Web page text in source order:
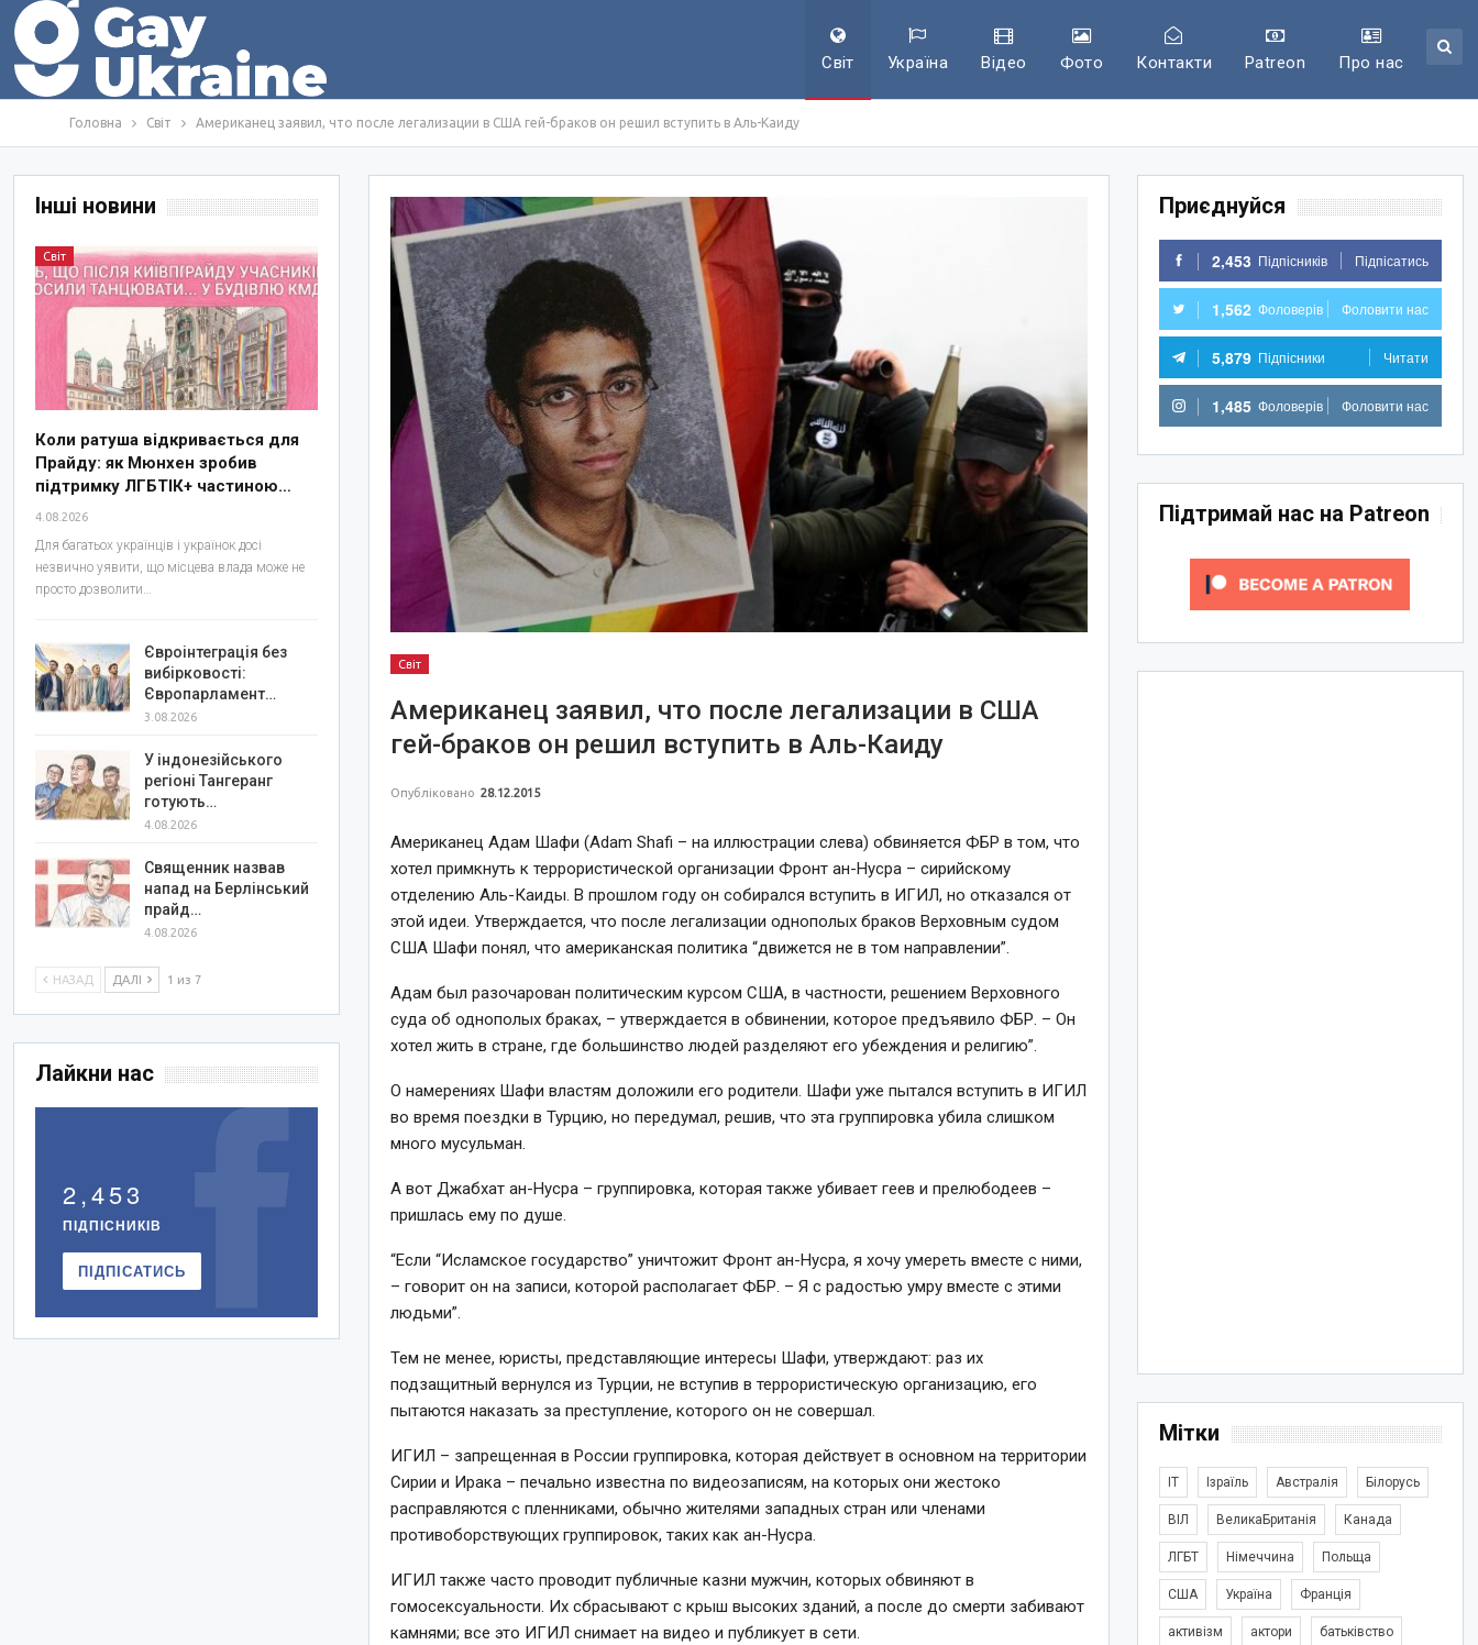
Світ Україна Відео Фото Контакти Patreon Про нас
Головна Світ Американец заявил, что после легализации в США гей-браков он решил вступить в Аль-Каиду
Світ
Американец заявил, что после легализации в США
гей-браков он решил вступить в Аль-Каиду
Опубліковано 28.12.2015
Американец Адам Шафи (Adam Shafi – на иллюстрации слева) обвиняется ФБР в том, что
хотел примкнуть к террористической организации Фронт ан-Нусра – сирийскому
отделению Аль-Каиды. В прошлом году он собирался вступить в ИГИЛ, но отказался от
этой идеи. Утверждается, что после легализации однополых браков Верховным судом
США Шафи понял, что американская политика “движется не в том направлении”.
Адам был разочарован политическим курсом США, в частности, решением Верховного
суда об однополых браках, – утверждается в обвинении, которое предъявило ФБР. –Он
хотел жить в стране, где большинство людей разделяют его убеждения и религию”.
О намерениях Шафи властям доложили его родители. Шафи уже пытался вступить в ИГИЛ
во время поездки в Турцию, но передумал, решив, что эта группировка убила слишком
много мусульман.
А вот Джабхат ан-Нусра – группировка, которая также убивает геев и прелюбодеев –
пришлась ему по душе.
“Если “Исламское государство” уничтожит Фронт ан-Нусра, я хочу умереть вместе с ними,
– говорит он на записи, которой располагает ФБР. –Я с радостью умру вместе с этими
людьми”.
Тем не менее, юристы, представляющие интересы Шафи, утверждают: раз их
подзащитный вернулся из Турции, не вступив в террористическую организацию, его
пытаются наказать за преступление, которого он не совершал.
ИГИЛ – запрещенная в России группировка, которая действует в основном на территории
Сирии и Ирака – печально известна по видеозаписям, на которых они жестоко
расправляются с пленниками, обычно жителями западных стран или членами
противоборствующих группировок, таких как ан-Нусра.
ИГИЛ также часто проводит публичные казни мужчин, которых обвиняют в
гомосексуальности. Их сбрасывают с крыш высоких зданий, а после до смерти забивают
камнями; все это ИГИЛ снимает на видео и публикует в сети.
Приєднуйся
2,453 Підпісників Підпісатись
1,562 Фоловерів Фоловити нас
5,879 Підпісники Читати
1,485 Фоловерів Фоловити нас
Підтримай нас на Patreon
Мітки
IT Ізраїль Австралія Білорусь
ВІЛ ВеликаБританія Канада
ЛГБТ Німеччина Польща
США Україна Франція
активізм актори батьківство
Інші новини
Світ
Коли ратуша відкривається для
Прайду: як Мюнхен зробив
підтримку ЛГБТІК+ частиною…
4.08.2026
Для багатьох українців і українок досі
незвично уявити, що місцева влада може не
просто дозволити…
Євроінтеграція без
вибірковості:
Європарламент…
3.08.2026
У індонезійського
регіоні Тангеранг
готують…
4.08.2026
Священник назвав
напад на Берлінський
прайд…
4.08.2026
НАЗАД ДАЛІ 1 из 7
Лайкни нас
2,453
ПІДПІСНИКІВ
ПІДПІСАТИСЬ